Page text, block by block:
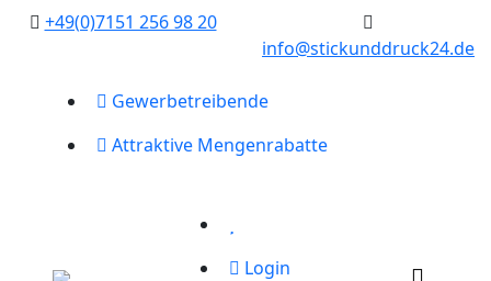
+49(0)7151 256 98 20‬
info@stickunddruck24.de
Gewerbetreibende
Attraktive Mengenrabatte
Login